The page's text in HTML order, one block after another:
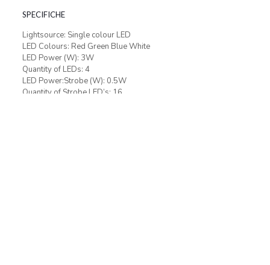
SPECIFICHE
Lightsource: Single colour LED
LED Colours: Red Green Blue White
LED Power (W): 3W
Quantity of LEDs: 4
LED Power:Strobe (W): 0.5W
Quantity of Strobe LED’s: 16